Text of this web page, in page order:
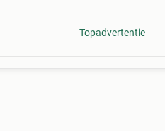
Topadvertentie